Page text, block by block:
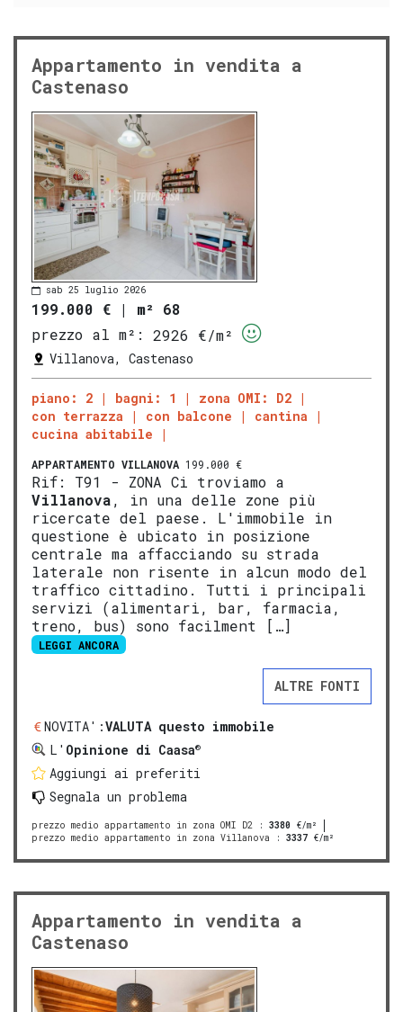
Appartamento in vendita a
Castenaso
sab 25 luglio 2026
199.000 € | m² 68
prezzo al m²:
2926 €/m²
Villanova, Castenaso
piano: 2 bagni: 1
zona OMI: D2
con terrazza
con balcone
cantina
cucina abitabile
APPARTAMENTO VILLANOVA 199.000 €
Rif: T91 - ZONA Ci troviamo a
Villanova, in una delle zone più
ricercate del paese. L'immobile in
questione è ubicato in posizione
centrale ma affacciando su strada
laterale non risente in alcun modo del
traffico cittadino. Tutti i principali
servizi (alimentari, bar, farmacia,
treno, bus) sono facilment […]
LEGGI ANCORA
ALTRE FONTI
NOVITA':VALUTA questo immobile
L' Opinione di Caasa®
Aggiungi ai preferiti
Segnala un problema
prezzo medio appartamento in zona OMI D2 : 3380 €/m²
prezzo medio appartamento in zona Villanova : 3337 €/m²
Appartamento in vendita a
Castenaso